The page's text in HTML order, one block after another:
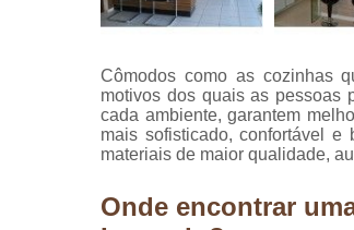
Cômodos como as cozinhas
motivos dos quais as pessoas
cada ambiente, garantem
mais sofisticado, confortável
materiais de maior qualidade,
Onde encontrar